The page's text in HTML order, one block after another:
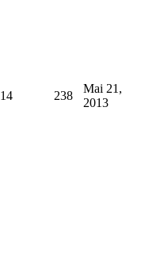
14 238
Mai 21,
2013